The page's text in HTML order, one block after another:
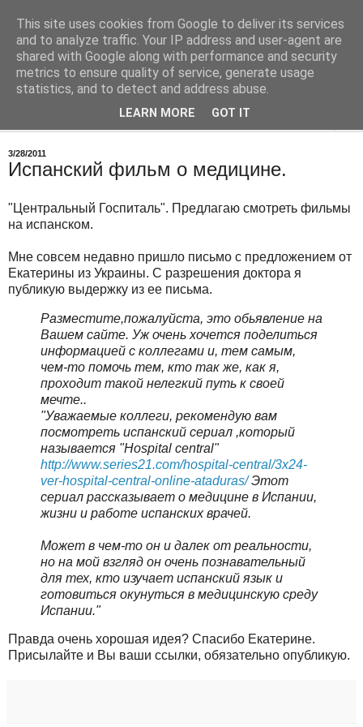
Врач в Испании
О работе, о медицине в Испании
3/28/2011
Испанский фильм о медицине.
"Центральный Госпиталь". Предлагаю смотреть фильмы
на испанском.
Мне совсем недавно пришло письмо с предложением от
Екатерины из Украины. С разрешения доктора я
публикую выдержку из ее письма.
Разместите,пожалуйста, это обьявление на
Вашем сайте. Уж очень хочется поделиться
информацией с коллегами и, тем самым,
чем-то помочь тем, кто так же, как я,
проходит такой нелегкий путь к своей
мечте..
"Уважаемые коллеги, рекомендую вам
посмотреть испанский сериал ,который
называется "Hospital central"
http://www.series21.com/hospital-central/3x24-
ver-hospital-central-online-ataduras/Этот
сериал рассказывает о медицине в Испании,
жизни и работе испанских врачей.
Может в чем-то он и далек от реальности,
но на мой взгляд он очень познавательный
для тех, кто изучает испанский язык и
готовиться окунуться в медицинскую среду
Испании."
Правда очень хорошая идея? Спасибо Екатерине.
Присылайте и Вы ваши ссылки, обязательно опубликую.
This site uses cookies from Google to deliver its services
and to analyze traffic. Your IP address and user-agent are
shared with Google along with performance and security
metrics to ensure quality of service, generate usage
statistics, and to detect and address abuse.
LEARN MORE GOT IT